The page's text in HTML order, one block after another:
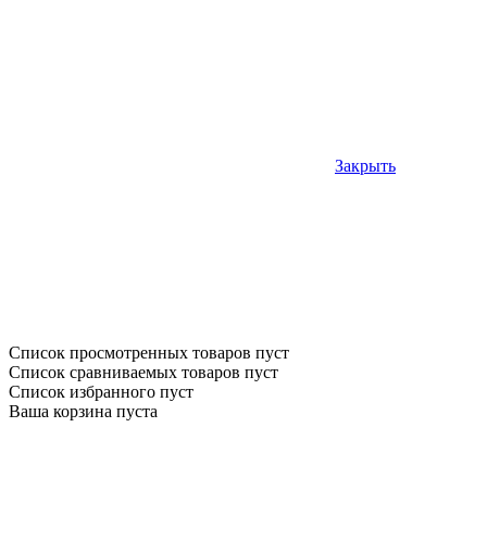
Закрыть
Список просмотренных товаров пуст
Список сравниваемых товаров пуст
Список избранного пуст
Ваша корзина пуста